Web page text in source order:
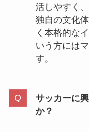
活しやすく
独自の文化
く本格的な
いう方には
す。
サッカーに
か？